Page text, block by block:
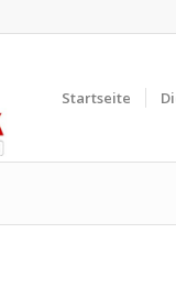
Startseite